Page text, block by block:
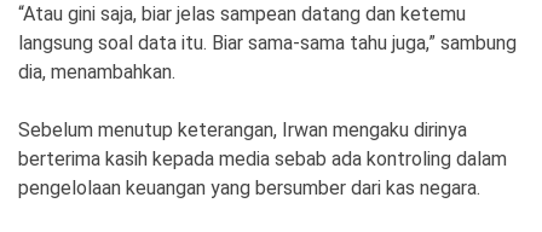
“Atau gini saja, biar jelas sampean datang dan ketemu
langsung soal data itu. Biar sama-sama tahu juga,” sambung
dia, menambahkan.
Sebelum menutup keterangan, Irwan mengaku dirinya
berterima kasih kepada media sebab ada kontroling dalam
pengelolaan keuangan yang bersumber dari kas negara.